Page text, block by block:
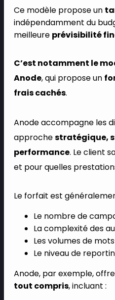
Ce modèle propose un
indépendamment du
meilleure prévisibilité
C’est notamment le
Anode, qui propose un
frais cachés.
Anode accompagne les
approchestratégique,
performance. Le client
et pour quelles
Le forfait est
Le nombre de
La complexité des
Les volumes de
Le niveau de
Anode, par exemple,
tout compris, incluant :